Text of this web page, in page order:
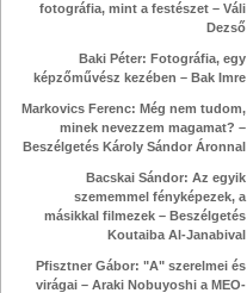
fotográfia, mint a festészet – Váli
Dezső
Baki Péter: Fotográfia, egy
képzőművész kezében – Bak Imre
Markovics Ferenc: Még nem tudom,
minek nevezzem magamat? –
Beszélgetés Károly Sándor Áronnal
Bacskai Sándor: Az egyik
szememmel fényképezek, a
másikkal filmezek – Beszélgetés
Koutaiba Al-Janabival
Pfisztner Gábor: "A" szerelmei és
virágai – Araki Nobuyoshi a MEO-